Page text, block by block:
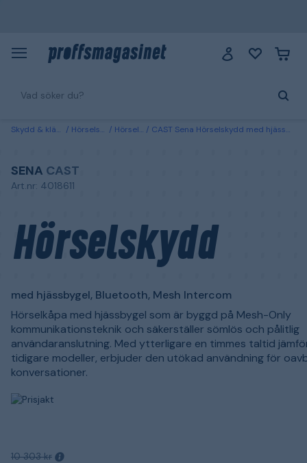
Skydd & kläder Hörselskydd Hörselkåpor CAST Sena Hörselskydd med hjässbygel, Bluetooth, Mesh Intercom
SENA CAST
Art.nr: 4018611
Hörselskydd
med hjässbygel, Bluetooth, Mesh Intercom
Hörselkåpa med hjässbygel som är byggd på Mesh-Only
kommunikationsteknik och säkerställer sömlös och pålitlig
användaranslutning. Med ytterligare en timmes taltid
tidigare modeller, erbjuder den utökad användning för
konversationer.
10 303 kr